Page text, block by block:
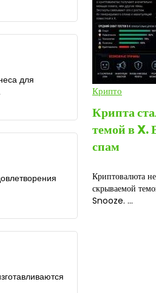
для
Крипто
Крипта
темой в X.
спам
Криптовалюта
скрываемой
Snooze. ...